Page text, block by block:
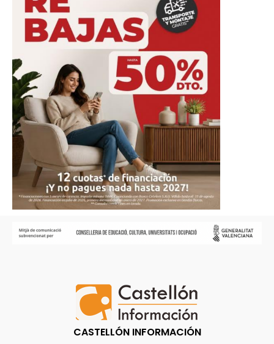
CASTELLÓN INFORMACIÓN